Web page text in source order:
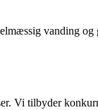
vanding
Vi tilbyder